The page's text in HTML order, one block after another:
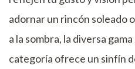
adornar un rincón soleado
a la sombra, la diversa
categoría ofrece un sinfín